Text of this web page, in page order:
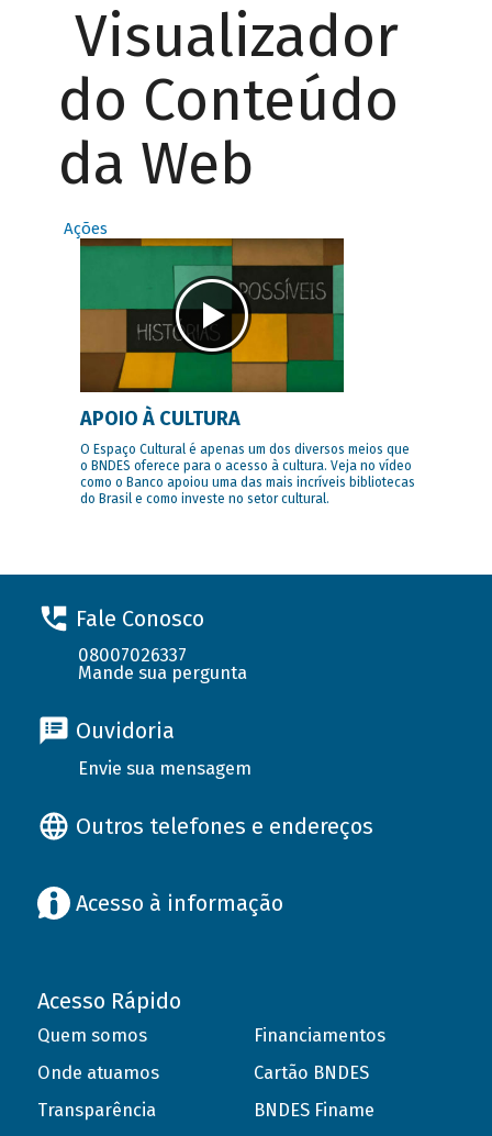
Visualizador
do Conteúdo
da Web
Ações
APOIO À CULTURA
O Espaço Cultural é apenas um dos diversos meios que
o BNDES oferece para o acesso à cultura. Veja no vídeo
como o Banco apoiou uma das mais incríveis bibliotecas
do Brasil e como investe no setor cultural.
Fale Conosco
08007026337
Mande sua pergunta
Ouvidoria
Envie sua mensagem
Outros telefones e endereços
Acesso à informação
Acesso Rápido
Quem somos
Onde atuamos
Transparência
Financiamentos
Cartão BNDES
BNDES Finame